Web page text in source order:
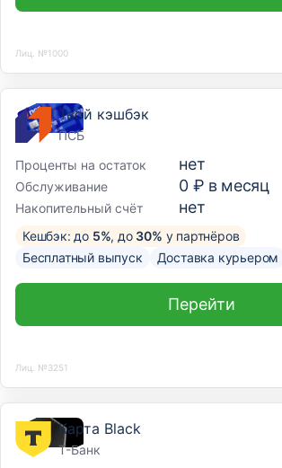
Лиц. №1000
Твой кэшбэк
ПСБ
Проценты на остаток
нет
Обслуживание 0 ₽ в месяц
Накопительный счёт нет
Кешбэк: до 5%, до 30% у партнёров
Бесплатный выпуск
Доставка курьером
Перейти
Лиц. №3251
Карта Black
Т-Банк